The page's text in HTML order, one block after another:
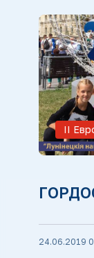
ІІ
24.06.2019